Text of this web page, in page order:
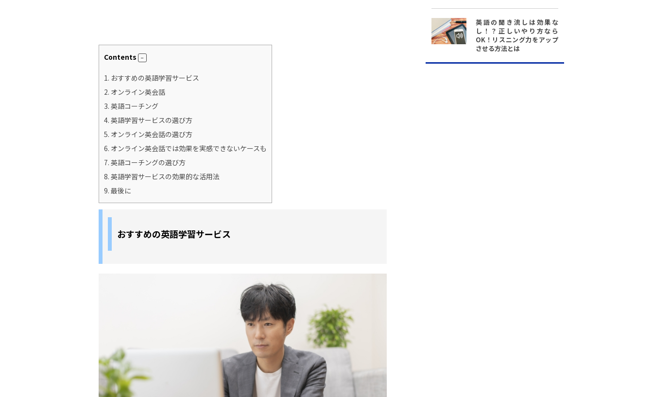
Contents
1. おすすめの英語学習サービス
2. オンライン英会話
3. 英語コーチング
4. 英語学習サービスの選び方
5. オンライン英会話の選び方
6. オンライン英会話では効果を実感できないケースも
7. 英語コーチングの選び方
8. 英語学習サービスの効果的な活用法
9. 最後に
おすすめの英語学習サービス
英語の聞き流しは効果な
し！？正しいやり方なら
OK！リスニング力をアップ
させる方法とは